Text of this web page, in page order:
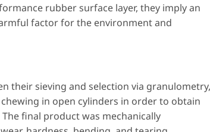
rubber surface layer, they imply an
factor for the environment and
their sieving and selection via granulometry,
in open cylinders in order to obtain
final product was mechanically